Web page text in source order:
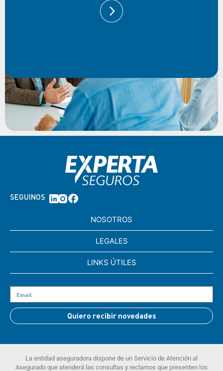
SEGUINOS
NOSOTROS
LEGALES
LINKS ÚTILES
Quiero recibir novedades
La entidad aseguradora dispone de un Servicio de Atención al
Asegurado que atenderá las consultas y reclamos que presenten los